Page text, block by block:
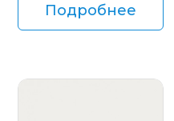
Подробнее